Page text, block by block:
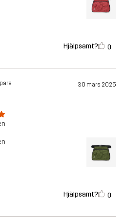
Hjälpsamt? 0
30 mars 2025
Hjälpsamt? 0